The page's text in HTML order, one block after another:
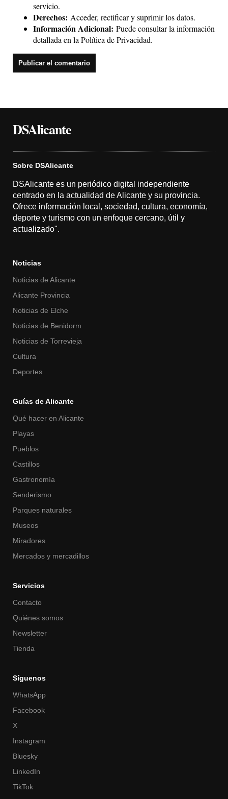
servicio.
Derechos: Acceder, rectificar y suprimir los datos.
Información Adicional: Puede consultar la información
detallada en la Política de Privacidad.
DSAlicante
Sobre DSAlicante
DSAlicante es un periódico digital independiente
centrado en la actualidad de Alicante y su provincia.
Ofrece información local, sociedad, cultura, economía,
deporte y turismo con un enfoque cercano, útil y
actualizado".
Noticias
Noticias de Alicante
Alicante Provincia
Noticias de Elche
Noticias de Benidorm
Noticias de Torrevieja
Cultura
Deportes
Guías de Alicante
Qué hacer en Alicante
Playas
Pueblos
Castillos
Gastronomía
Senderismo
Parques naturales
Museos
Miradores
Mercados y mercadillos
Servicios
Contacto
Quiénes somos
Newsletter
Tienda
Síguenos
WhatsApp
Facebook
X
Instagram
Bluesky
LinkedIn
TikTok